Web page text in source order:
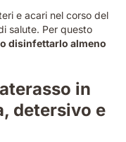
e acari nel corso del
salute. Per questo
disinfettarlo almeno
in
detersivo e